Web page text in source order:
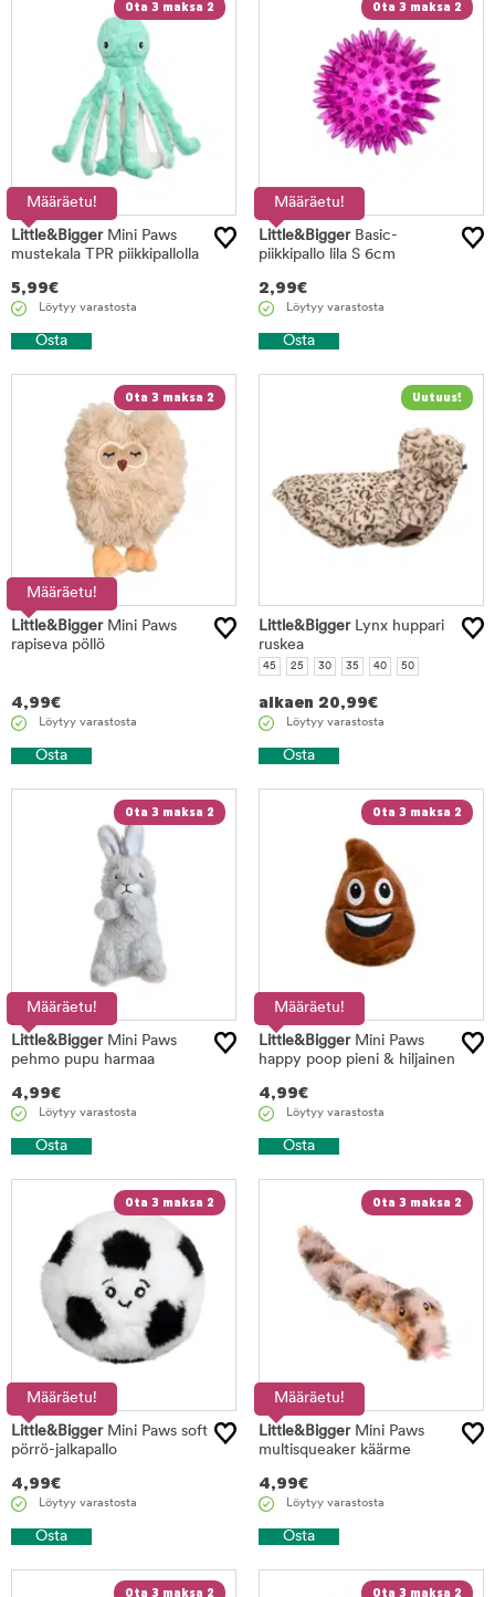
Ota 3 maksa 2
Määräetu!
Little&BiggerMini Paws
mustekala TPR piikkipallolla
5,99€
Löytyy varastosta
Osta
Ota 3 maksa 2
Määräetu!
Little&BiggerBasic-
piikkipallo lila S 6cm
2,99€
Löytyy varastosta
Osta
Ota 3 maksa 2
Määräetu!
Little&BiggerMini Paws
rapiseva pöllö
4,99€
Löytyy varastosta
Osta
Little&BiggerLynx huppari
ruskea
45 25 30 35 40 50
alkaen 20,99€
Löytyy varastosta
Osta
Ota 3 maksa 2
Määräetu!
Little&BiggerMini Paws
pehmo pupu harmaa
4,99€
Löytyy varastosta
Osta
Ota 3 maksa 2
Määräetu!
Little&BiggerMini Paws
happy poop pieni & hiljainen
4,99€
Löytyy varastosta
Osta
Ota 3 maksa 2
Määräetu!
Little&BiggerMini Paws soft
pörrö-jalkapallo
4,99€
Löytyy varastosta
Osta
Ota 3 maksa 2
Määräetu!
Little&BiggerMini Paws
multisqueaker käärme
4,99€
Löytyy varastosta
Osta
Ota 3 maksa 2 Ota 3 maksa 2